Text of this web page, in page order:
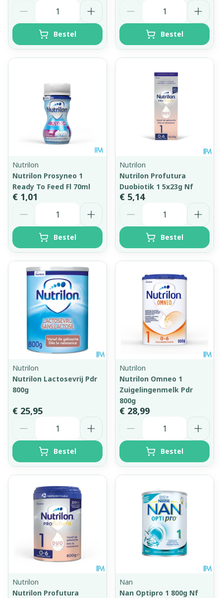
Bestel Bestel
Nutrilon
Nutrilon Prosyneo 1
Ready To Feed Fl 70ml
€ 1,01
Bestel
Nutrilon
Nutrilon Profutura
Duobiotik 1 5x23g Nf
€ 5,14
Bestel
Nutrilon
Nutrilon Lactosevrij Pdr
800g
€ 25,95
Bestel
Nutrilon
Nutrilon Omneo 1
Zuigelingenmelk Pdr
800g
€ 28,99
Bestel
Nutrilon
Nutrilon Profutura
Nan
Nan Optipro 1 800g Nf